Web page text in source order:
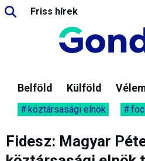
Friss hírek
Belföld Külföld
köztársasági elnök
Fidesz: Magyar